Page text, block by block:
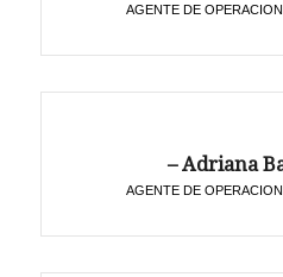
AGENTE DE
– Adriana
AGENTE DE